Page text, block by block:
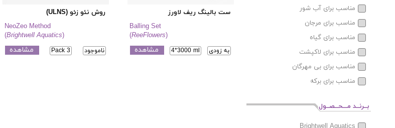
مناسب برای آب شور
مناسب برای مرجان
مناسب برای گیاه
مناسب برای لاکپشت
مناسب برای بی مهرگان
مناسب برای برکه
بــرنــد مـــحــصــول
ست بالینگ ریف لاورز
Balling Set
(ReeFlowers)
به زودی 4*3000 ml مشاهده
روش نئو زئو (ULNS)
NeoZeo Method
(Brightwell Aquatics)
ناموجود Pack 3 مشاهده